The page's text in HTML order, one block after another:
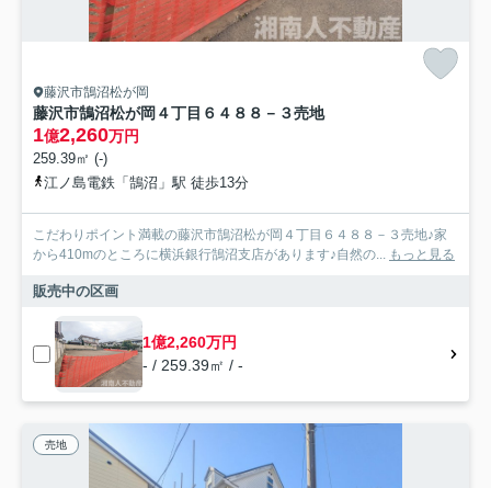
藤沢市鵠沼松が岡
藤沢市鵠沼松が岡４丁目６４８８－３売地
1億2,260万円
259.39㎡ (-)
江ノ島電鉄「鵠沼」駅 徒歩13分
こだわりポイント満載の藤沢市鵠沼松が岡４丁目６４８８－３売地♪家
から410mのところに横浜銀行鵠沼支店があります♪自然の... もっと見る
販売中の区画
1億2,260万円
- / 259.39㎡ / -
売地